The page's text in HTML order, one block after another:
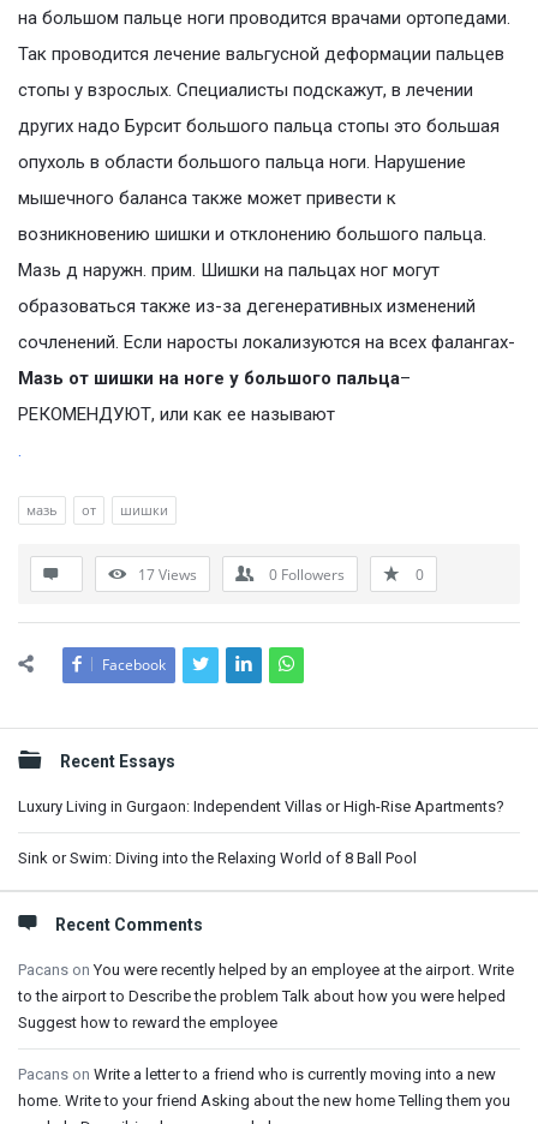
на большом пальце ноги проводится врачами ортопедами.
Так проводится лечение вальгусной деформации пальцев
стопы у взрослых. Специалисты подскажут, в лечении
других надо Бурсит большого пальца стопы это большая
опухоль в области большого пальца ноги. Нарушение
мышечного баланса также может привести к
возникновению шишки и отклонению большого пальца.
Мазь д наружн. прим. Шишки на пальцах ног могут
образоваться также из-за дегенеративных изменений
сочленений. Если наросты локализуются на всех фалангах-
Мазь от шишки на ноге у большого пальца–
РЕКОМЕНДУЮТ, или как ее называют
.
мазь от шишки
17Views 0 Followers 0
Facebook
Sidebar
Recent Essays
Luxury Living in Gurgaon: Independent Villas or High-Rise Apartments?
Sink or Swim: Diving into the Relaxing World of 8 Ball Pool
Recent Comments
Pacans onYou were recently helped by an employee at the airport. Write
to the airport to Describe the problem Talk about how you were helped
Suggest how to reward the employee
Pacans on Write a letter to a friend who is currently moving into a new
home. Write to your friend Asking about the new home Telling them you